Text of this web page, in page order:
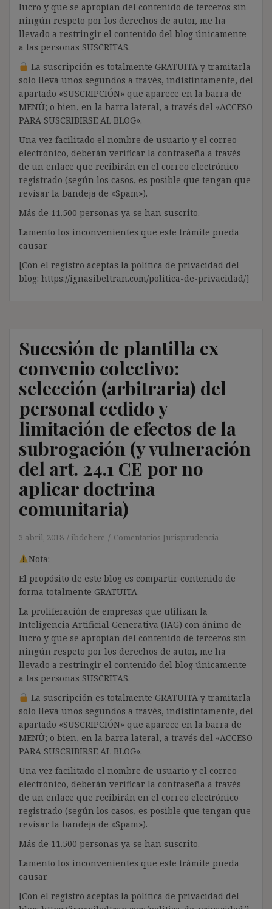
lucro y que se apropian del contenido de terceros sin
ningún respeto por los derechos de autor, me ha
llevado a restringir el contenido del blog únicamente
a las personas SUSCRITAS.
La suscripción es totalmente GRATUITA y tramitarla
solo lleva unos segundos a través, indistintamente, del
apartado «SUSCRIPCIÓN» que aparece en la barra de
MENÚ; o bien, en la barra lateral, a través del «ACCESO
PARA SUSCRIBIRSE AL BLOG».
Una vez facilitado el nombre de usuario y el correo
electrónico, deberán verificar la contraseña a través
de un enlace que recibirán en el correo electrónico
registrado (según los casos, es posible que tengan que
revisar la bandeja de «Spam»).
Más de 11.500 personas ya se han suscrito.
Lamento los inconvenientes que este trámite pueda
causar.
[Con el registro aceptas la política de privacidad del
blog: https://ignasibeltran.com/politica-de-privacidad/]
Sucesión de plantilla ex
convenio colectivo:
selección (arbitraria) del
personal cedido y
limitación de efectos de la
subrogación (y vulneración
del art. 24.1 CE por no
aplicar doctrina
comunitaria)
3 abril, 2018 ibdehere Comentarios Jurisprudencia
Nota:
El propósito de este blog es compartir contenido de
forma totalmente GRATUITA.
La proliferación de empresas que utilizan la
Inteligencia Artificial Generativa (IAG) con ánimo de
lucro y que se apropian del contenido de terceros sin
ningún respeto por los derechos de autor, me ha
llevado a restringir el contenido del blog únicamente
a las personas SUSCRITAS.
La suscripción es totalmente GRATUITA y tramitarla
solo lleva unos segundos a través, indistintamente, del
apartado «SUSCRIPCIÓN» que aparece en la barra de
MENÚ; o bien, en la barra lateral, a través del «ACCESO
PARA SUSCRIBIRSE AL BLOG».
Una vez facilitado el nombre de usuario y el correo
electrónico, deberán verificar la contraseña a través
de un enlace que recibirán en el correo electrónico
registrado (según los casos, es posible que tengan que
revisar la bandeja de «Spam»).
Más de 11.500 personas ya se han suscrito.
Lamento los inconvenientes que este trámite pueda
causar.
[Con el registro aceptas la política de privacidad del